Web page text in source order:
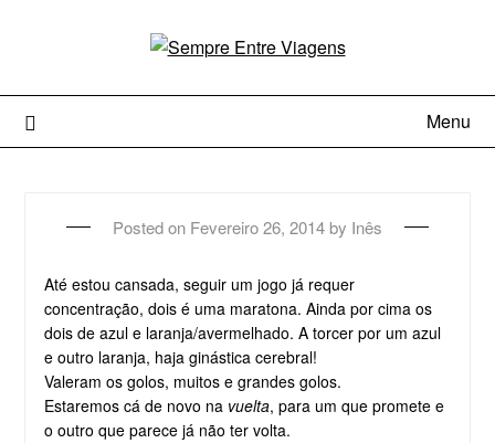
Menu
Posted on Fevereiro 26, 2014 by Inês
Até estou cansada, seguir um jogo já requer
concentração, dois é uma maratona. Ainda por cima os
dois de azul e laranja/avermelhado. A torcer por um azul
e outro laranja, haja ginástica cerebral!
Valeram os golos, muitos e grandes golos.
Estaremos cá de novo na vuelta, para um que promete e
o outro que parece já não ter volta.